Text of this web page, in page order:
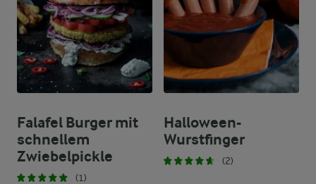
Falafel Burger mit
schnellem
Zwiebelpickle
(1)
Halloween-
Wurstfinger
(2)